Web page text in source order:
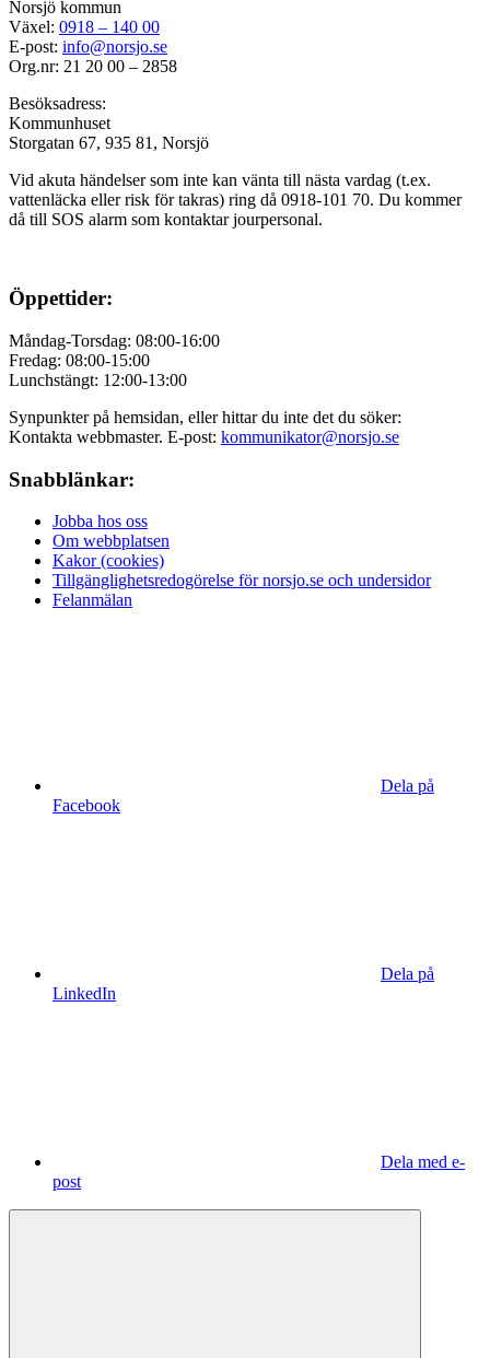
Norsjö kommun
Växel: 0918 – 140 00
E-post: info@norsjo.se
Org.nr: 21 20 00 – 2858
Besöksadress:
Kommunhuset
Storgatan 67, 935 81, Norsjö
Vid akuta händelser som inte kan vänta till nästa vardag (t.ex.
vattenläcka ellerrisk för takras) ring då 0918-101 70. Du kommer
då till SOS alarm som kontaktar jourpersonal.
Öppettider:
Måndag-Torsdag: 08:00-16:00
Fredag: 08:00-15:00
Lunchstängt: 12:00-13:00
Synpunkter på hemsidan, eller hittar du inte det du söker:
Kontakta webbmaster. E-post: kommunikator@norsjo.se
Snabblänkar:
Jobba hos oss
Om webbplatsen
Kakor (cookies)
Tillgänglighetsredogörelse för norsjo.se och undersidor
Felanmälan
Dela på
Facebook
Dela på
LinkedIn
Dela med e-
post